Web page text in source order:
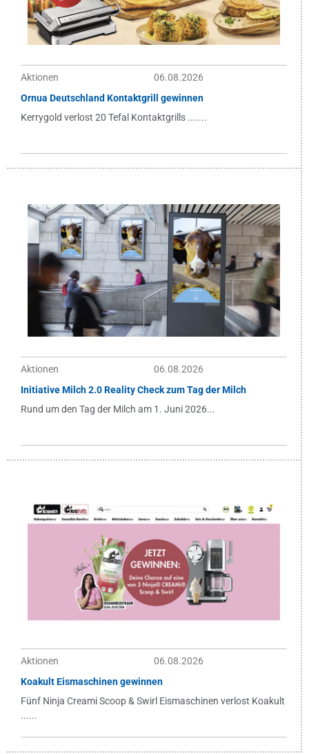
Aktionen
06.08.2026
Ornua Deutschland Kontaktgrill gewinnen
Kerrygold verlost 20 Tefal Kontaktgrills .......
Aktionen
06.08.2026
Initiative Milch 2.0 Reality Check zum Tag der Milch
Rund um den Tag der Milch am 1. Juni 2026...
Aktionen
06.08.2026
Koakult Eismaschinen gewinnen
Fünf Ninja Creami Scoop & Swirl Eismaschinen verlost Koakult
......